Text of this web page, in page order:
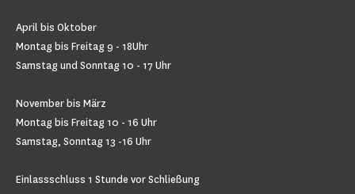
April bis Oktober
Montag bis Freitag 9 - 18Uhr
Samstag und Sonntag 10 - 17 Uhr
November bis März
Montag bis Freitag 10 - 16 Uhr
Samstag, Sonntag 13 -16 Uhr
Einlassschluss 1 Stunde vor Schließung